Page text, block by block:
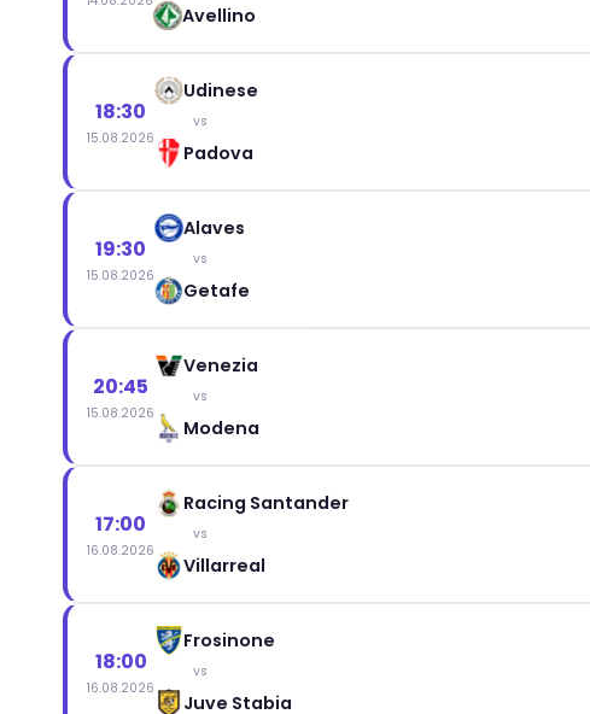
Avellino
18:30
15.08.2026
Udinese
vs
Padova
19:30
15.08.2026
Alaves
vs
Getafe
20:45
15.08.2026
Venezia
vs
Modena
17:00
16.08.2026
Racing Santander
vs
Villarreal
18:00
16.08.2026
Frosinone
vs
Juve Stabia